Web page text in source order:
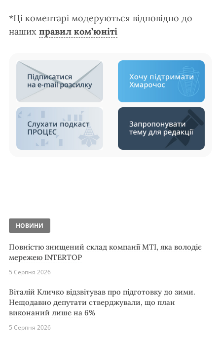
*Ці коментарі модеруються відповідно до
наших правил ком’юніті
НОВИНИ
Повністю знищений склад компанії MTI, яка володіє
мережею INTERTOP
5 Серпня 2026
Віталій Кличко відзвітував про підготовку до зими.
Нещодавно депутати стверджували, що план
виконаний лише на 6%
5 Серпня 2026